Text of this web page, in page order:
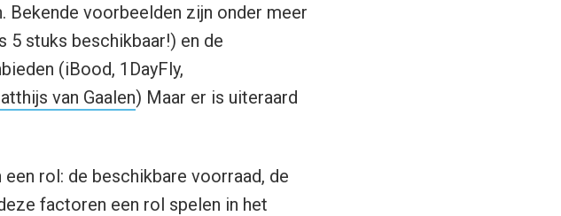
voorbeelden zijn onder meer
5 stuks beschikbaar!) en de
(iBood, 1DayFly,
van Gaalen) Maar er is uiteraard
een rol: de beschikbare voorraad, de
factoren een rol spelen in het